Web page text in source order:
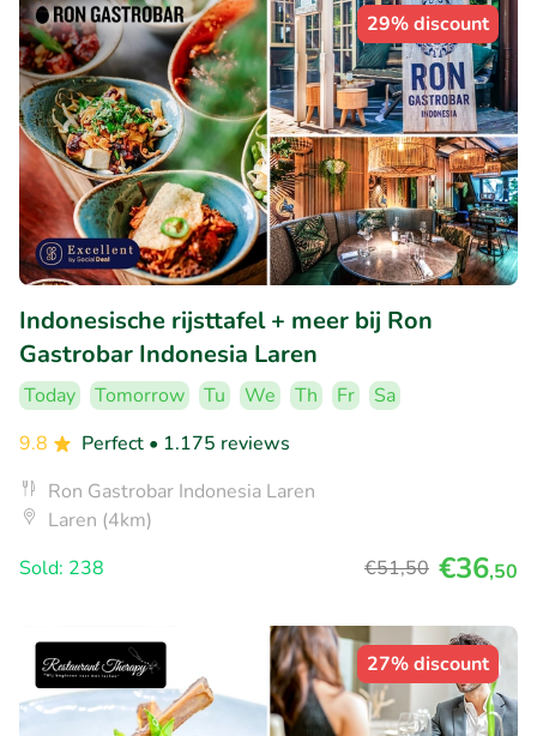
29% discount
Indonesische rijsttafel + meer bij Ron
Gastrobar Indonesia Laren
Today Tomorrow Tu We Th Fr
Sa
9.8
Perfect • 1.175 reviews
Ron Gastrobar Indonesia Laren
Laren (4km)
Sold: 238
€51,50 €36,50
27% discount